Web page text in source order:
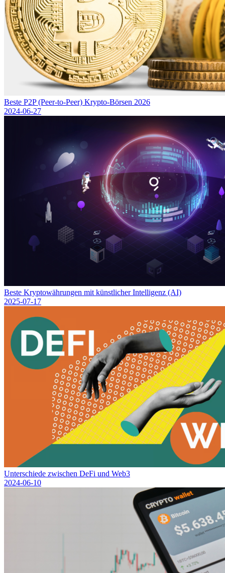
Beste P2P (Peer-to-Peer) Krypto-Börsen 2026
2024-06-27
Beste Kryptowährungen mit künstlicher Intelligenz (AI)
2025-07-17
Unterschiede zwischen DeFi und Web3
2024-06-10